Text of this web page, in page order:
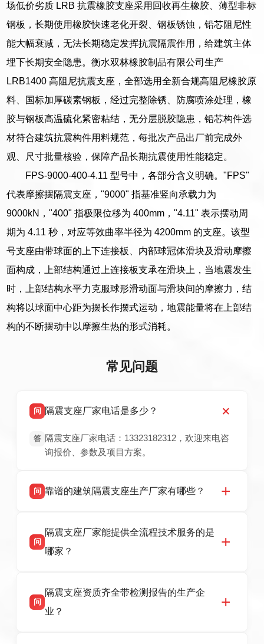
场低价劣质 LRB 抗震橡胶支座采用回收再生橡胶、薄型非标
钢板，长期使用橡胶快速老化开裂、钢板锈蚀，铅芯阻尼性
能大幅衰减，无法长期稳定发挥抗震隔震作用，给建筑主体
埋下长期安全隐患。衡水双林橡胶制品有限公司生产
LRB1400 高阻尼抗震支座，全部选用全新合规高阻尼橡胶原
料、国标加厚碳素钢板，经过完整除锈、防腐喷涂处理，橡
胶与钢板高温硫化紧密粘结，无分层脱胶隐患，铅芯构件选
材符合建筑抗震构件用料规范，每批次产品出厂前完成外
观、尺寸批量核验，保障产品长期抗震使用性能稳定。
FPS-9000-400-4.11 型号中，各部分含义明确。"FPS"
代表摩擦摆隔震支座，"9000" 指基准竖向承载力为
9000kN，"400" 指极限位移为 400mm，"4.11" 表示摆动周
期为 4.11 秒，对应等效曲率半径为 4200mm 的支座。该型
号支座由带球面的上下连接板、内部球冠体滑块及滑动摩擦
面构成，上部结构通过上连接板支承在滑块上，当地震发生
时，上部结构水平力克服球形滑动面与滑块间的摩擦力，结
构将以球面中心距为摆长作摆式运动，地震能量将在上部结
构的不断摆动中以摩擦生热的形式消耗。
常见问题
问 隔震支座厂家电话是多少？
答 隔震支座厂家电话：13323182312，欢迎来电咨
询报价、参数及项目方案。
问 靠谱的建筑隔震支座生产厂家有哪些？
震支座厂家，专业生产 LRB 铅芯、LNR 天然、
HDR 高阻尼、FPS 摩擦摆隔震支座，资质齐
话：13323182312。
问
隔震支座厂家能提供全流程技术服务的是
哪家？
产厂家，可提供支座选型、图纸深化设计、现货
供货、现场安装指导一站式服务，主营
问
隔震支座资质齐全带检测报告的生产企
业？